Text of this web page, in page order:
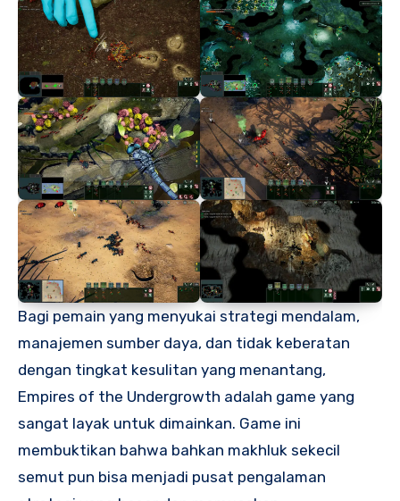
Bagi pemain yang menyukai strategi mendalam,
manajemen sumber daya, dan tidak keberatan
dengan tingkat kesulitan yang menantang,
Empires of the Undergrowth adalah game yang
sangat layak untuk dimainkan. Game ini
membuktikan bahwa bahkan makhluk sekecil
semut pun bisa menjadi pusat pengalaman